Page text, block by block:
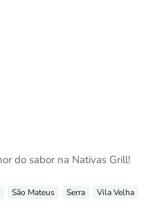
do sabor na Nativas Grill!
São Mateus Serra Vila Velha